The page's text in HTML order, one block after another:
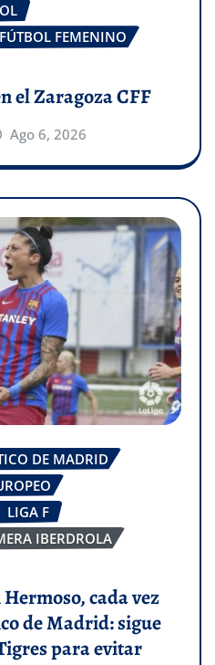
FÚTBOL FEMENINO
el Zaragoza CFF
Ago 6, 2026
DE MADRID
LIGA F
IBERDROLA
cada vez
de Madrid: sigue
para evitar